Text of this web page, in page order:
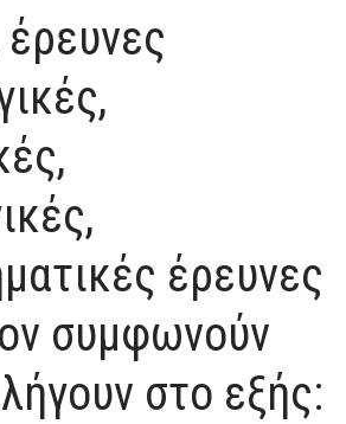
έρευνες
συμφωνούν
στο εξής: